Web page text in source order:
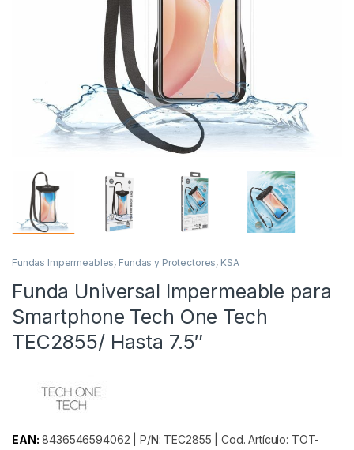
Fundas Impermeables, Fundas y Protectores, KSA
Funda Universal Impermeable para
Smartphone Tech One Tech
TEC2855/ Hasta 7.5″
EAN: 8436546594062 | P/N: TEC2855 | Cod. Artículo: TOT-